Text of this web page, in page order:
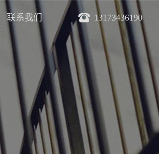
13173436190
联系我们